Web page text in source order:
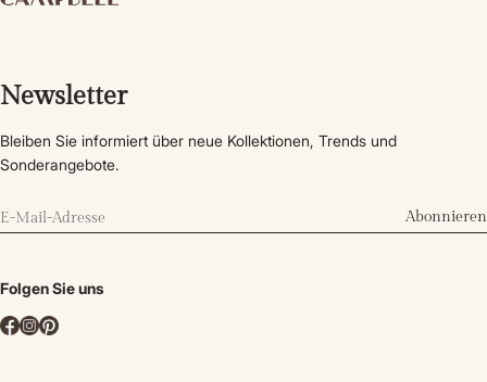
Newsletter
Bleiben Sie informiert über neue Kollektionen, Trends und
Sonderangebote.
Abonnieren
Folgen Sie uns